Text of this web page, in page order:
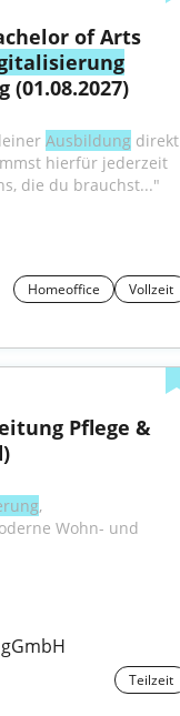
of Arts
Ausbildung direkt
hierfür jederzeit
die du brauchst..."
Homeoffice Vollzeit
,
Wohn- und
Teilzeit